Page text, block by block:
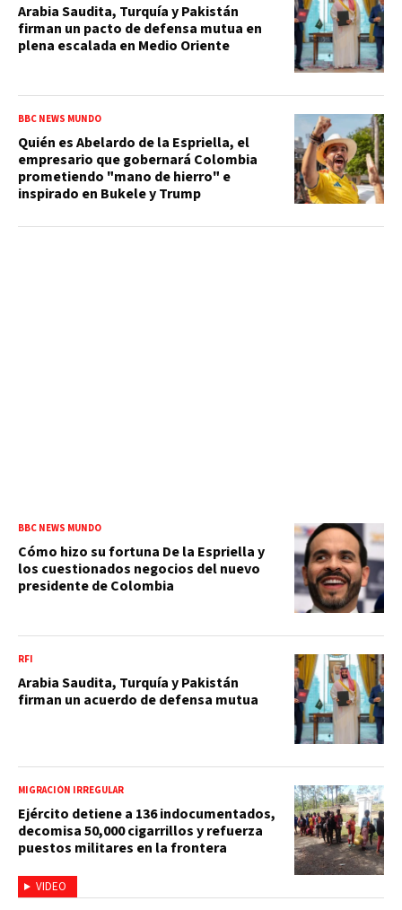
Arabia Saudita, Turquía y Pakistán
firman un pacto de defensa mutua en
plena escalada en Medio Oriente
BBC NEWS MUNDO
Quién es Abelardo de la Espriella, el
empresario que gobernará Colombia
prometiendo "mano de hierro" e
inspirado en Bukele y Trump
BBC NEWS MUNDO
Cómo hizo su fortuna De la Espriella y
los cuestionados negocios del nuevo
presidente de Colombia
RFI
Arabia Saudita, Turquía y Pakistán
firman un acuerdo de defensa mutua
VIDEO
MIGRACIÓN IRREGULAR
Ejército detiene a 136 indocumentados,
decomisa 50,000 cigarrillos y refuerza
puestos militares en la frontera